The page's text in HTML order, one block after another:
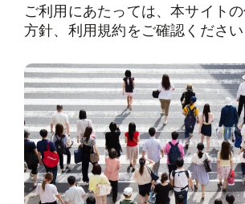
ご利用にあたっては、本サイト
方針、利用規約をご確認ください